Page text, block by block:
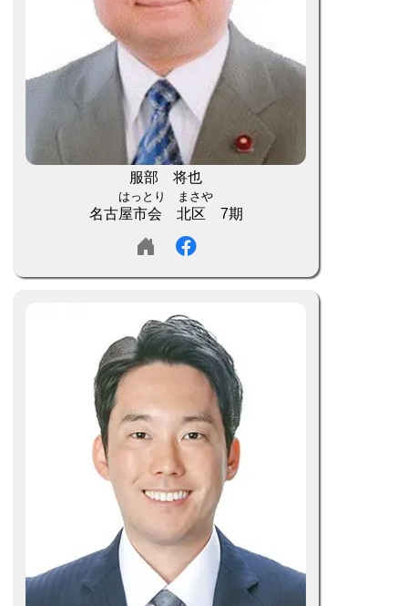
服部 将也
はっとり まさや
名古屋市会 北区 7期